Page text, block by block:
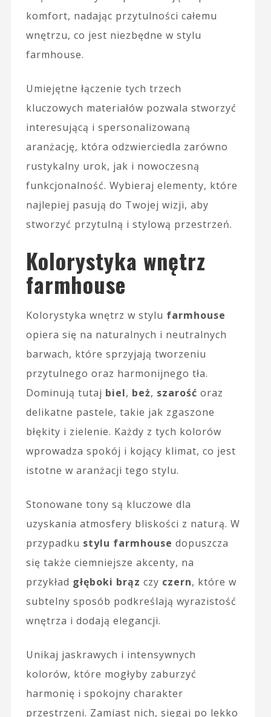
komfort, nadając przytulności całemu
wnętrzu, co jest niezbędne w stylu
farmhouse.
Umiejętne łączenie tych trzech
kluczowych materiałów pozwala stworzyć
interesującą i spersonalizowaną
aranżację, która odzwierciedla zarówno
rustykalny urok, jak i nowoczesną
funkcjonalność. Wybieraj elementy, które
najlepiej pasują do Twojej wizji, aby
stworzyć przytulną i stylową przestrzeń.
Kolorystyka wnętrz
farmhouse
Kolorystyka wnętrz w stylu farmhouse
opiera się na naturalnych i neutralnych
barwach, które sprzyjają tworzeniu
przytulnego oraz harmonijnego tła.
Dominują tutaj biel, beż, szarość oraz
delikatne pastele, takie jak zgaszone
błękity i zielenie. Każdy z tych kolorów
wprowadza spokój i kojący klimat, co jest
istotne w aranżacji tego stylu.
Stonowane tony są kluczowe dla
uzyskania atmosfery bliskości z naturą. W
przypadku stylu farmhouse dopuszcza
się także ciemniejsze akcenty, na
przykład głęboki brąz czy czern, które w
subtelny sposób podkreślają wyrazistość
wnętrza i dodają elegancji.
Unikaj jaskrawych i intensywnych
kolorów, które mogłyby zaburzyć
harmonię i spokojny charakter
przestrzeni. Zamiast nich, sięgaj po lekko